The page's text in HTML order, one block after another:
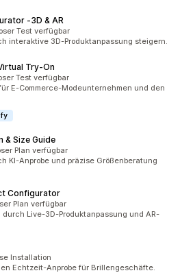
‑3D & AR
Test verfügbar
interaktive 3D-Produktanpassung steigern.
Try‑On
Test verfügbar
E-Commerce-Modeunternehmen und den
& Size Guide
Plan verfügbar
KI-Anprobe und präzise Größenberatung
Configurator
Plan verfügbar
Live-3D-Produktanpassung und AR-
Installation
Echtzeit-Anprobe für Brillengeschäfte.